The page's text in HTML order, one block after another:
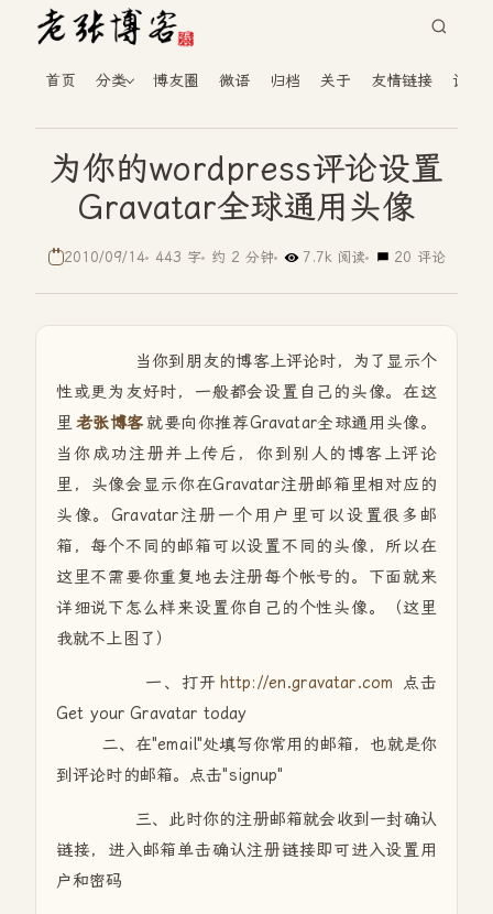
首页 分类 博友圈 微语 归档 关于 友情链接 读者
为你的wordpress评论设置
Gravatar全球通用头像
2010/09/14 443 字 约 2 分钟 7.7k 阅读 20 评论
当你到朋友的博客上评论时，为了显示个
性或更为友好时，一般都会设置自己的头像。在这
里 老张博客就要向你推荐Gravatar全球通用头像。
当你成功注册并上传后，你到别人的博客上评论
里，头像会显示你在Gravatar注册邮箱里相对应的
头像。Gravatar注册一个用户里可以设置很多邮
箱，每个不同的邮箱可以设置不同的头像，所以在
这里不需要你重复地去注册每个帐号的。下面就来
详细说下怎么样来设置你自己的个性头像。（这里
我就不上图了）
一、打开 http://en.gravatar.com
点击
Get your Gravatar today
二、在"email"处填写你常用的邮箱，也就是你
到评论时的邮箱。点击"signup"
三、此时你的注册邮箱就会收到一封确认
链接，进入邮箱单击确认注册链接即可进入设置用
户和密码